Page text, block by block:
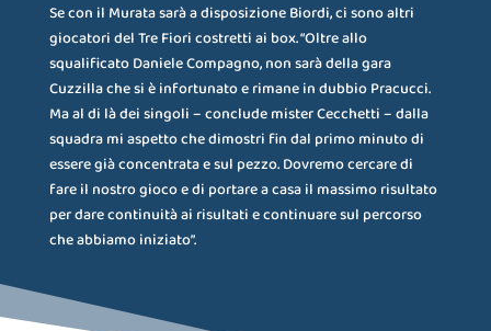
Se con il Murata sarà a disposizione Biordi, ci sono altri
giocatori del Tre Fiori costretti ai box. “Oltre allo
squalificato Daniele Compagno, non sarà della gara
Cuzzilla che si è infortunato e rimane in dubbio Pracucci.
Ma al di là dei singoli – conclude mister Cecchetti – dalla
squadra mi aspetto che dimostri fin dal primo minuto di
essere già concentrata e sul pezzo. Dovremo cercare di
fare il nostro gioco e di portare a casa il massimo risultato
per dare continuità ai risultati e continuare sul percorso
che abbiamo iniziato”.